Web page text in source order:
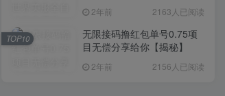
姆级教学
2年前 2163人已阅读
无限接码撸红包单号0.75项
目无偿分享给你【揭秘】
2年前 2156人已阅读
TOP10